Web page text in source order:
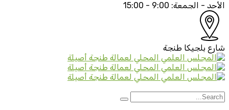
الأحد - الجمعة: 9:00 - 15:00
شارع بلجيكا طنجة